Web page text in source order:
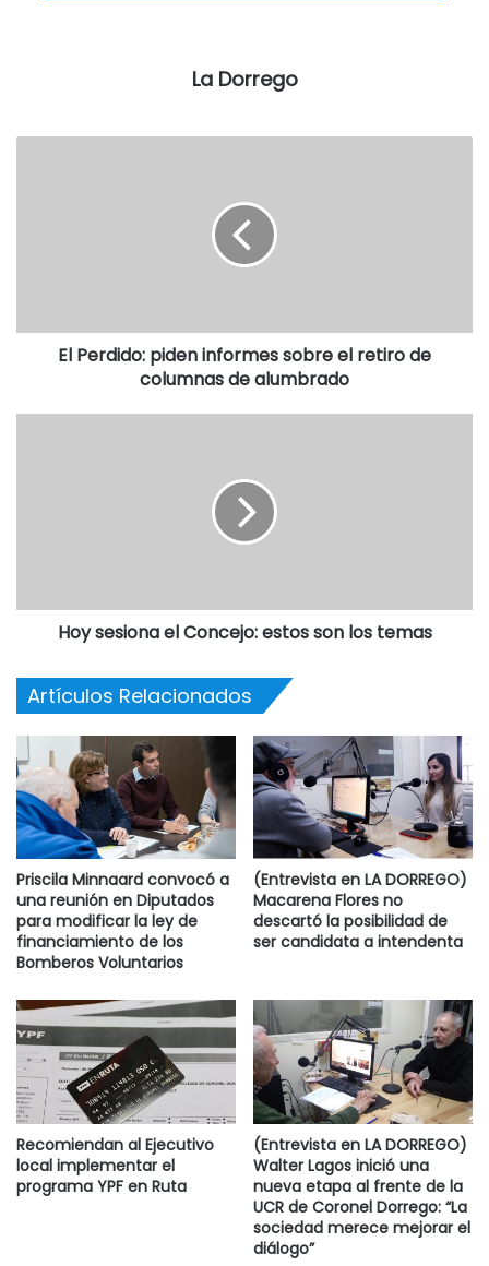
Mecanismo de presentación de la regularidad
-Por Internet, ingresándolo a través de
www.progresar.anses.gob.ar, sección Inscripción (dentro
-Personalmente, previa solicitud de turno en
www.anses.gob.ar. En este caso, se toma como fecha de
PROGRESAR es una beca de estudios de $900 mensuales
para jóvenes de entre 18 y 24 años de edad, inclusive, que
vitales y móviles.
Los estudiantes perciben mensualmente el 80% de ese
monto y el 20% complementario se abona cuando se
demuestra que cumplieron con el requisito académico de
ser alumnos regulares en el ciclo anterior, lo que se
conoce como la certificación de regularidad.
La Dorrego
El Perdido: piden informes sobre el retiro de
columnas de alumbrado
Hoy sesiona el Concejo: estos son los temas
Artículos Relacionados
Priscila Minnaard convocó a
una reunión en Diputados
para modificar la ley de
financiamiento de los
Bomberos Voluntarios
(Entrevista en LA DORREGO)
Macarena Flores no
descartó la posibilidad de
ser candidata a intendenta
Recomiendan al Ejecutivo
local implementar el
programa YPF en Ruta
(Entrevista en LA DORREGO)
Walter Lagos inició una
nueva etapa al frente de la
UCR de Coronel Dorrego: “La
sociedad merece mejorar el
diálogo”